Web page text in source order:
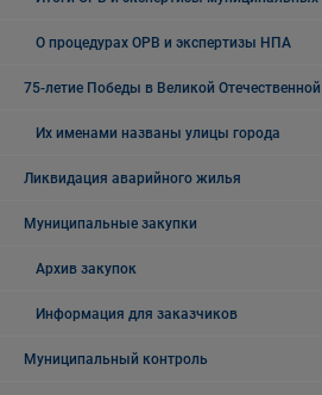
О процедурах ОРВ и экспертизы НПА
75-летие Победы в Великой
Их именами названы улицы города
Ликвидация аварийного жилья
Муниципальные закупки
Архив закупок
Информация для заказчиков
Муниципальный контроль